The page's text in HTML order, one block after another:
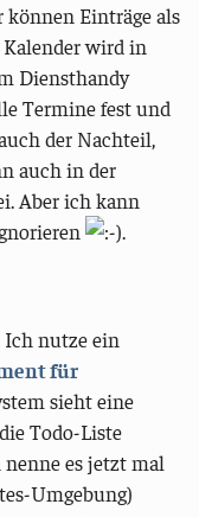
Einträge als
wird in
Diensthandy
Termine fest und
der Nachteil,
auch in der
Aber ich kann
.
Ich nutze ein
für
sieht eine
Todo-Liste
es jetzt mal
Umgebung)